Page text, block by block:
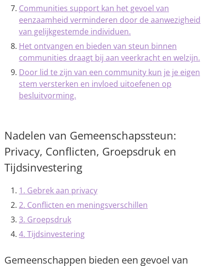
Communities support kan het gevoel van
eenzaamheid verminderen door de aanwezigheid
van gelijkgestemde individuen.
Het ontvangen en bieden van steun binnen
communities draagt bij aan veerkracht en welzijn.
Door lid te zijn van een community kun je je eigen
stem versterken en invloed uitoefenen op
besluitvorming.
Nadelen van Gemeenschapssteun:
Privacy, Conflicten, Groepsdruk en
Tijdsinvestering
1. Gebrek aan privacy
2. Conflicten en meningsverschillen
3. Groepsdruk
4. Tijdsinvestering
Gemeenschappen bieden een gevoel van